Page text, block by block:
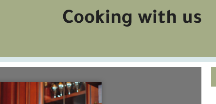
Cooking with us